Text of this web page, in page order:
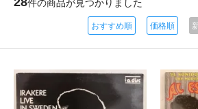
件の商品が見つかりました
おすすめ順 価格順